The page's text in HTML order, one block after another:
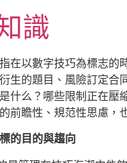
識
在以數字技巧為標志的
生的題目、風險訂定合
什么？哪些限制正在
前瞻性、規范性思慮，
的目的與趨向